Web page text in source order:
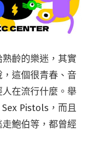
齡的樂迷，其實
這個很青春、音
在流行什麼。舉
Sex Pistols，而且
鮑伯等，都曾經